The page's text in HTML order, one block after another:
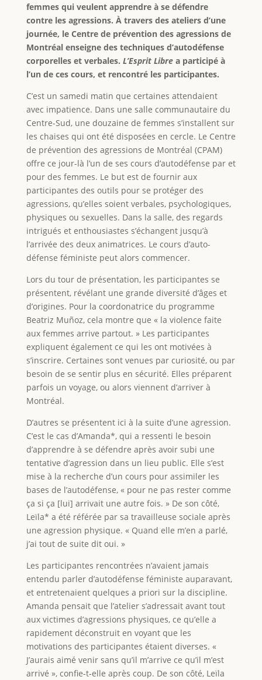
femmes qui veulent apprendre à se défendre
contre les agressions. À travers des ateliers d’une
journée, le Centre de prévention des agressions de
Montréal enseigne des techniques d’autodéfense
corporelles et verbales. L’Esprit Librea participé à
l’un de ces cours, et rencontré les participantes.
C’est un samedi matin que certaines attendaient
avec impatience. Dans une salle communautaire du
Centre-Sud, une douzaine de femmes s’installent sur
les chaises qui ont été disposées en cercle. Le Centre
de prévention des agressions de Montréal (CPAM)
offre ce jour-là l’un de ses cours d’autodéfense par et
pour des femmes. Le but est de fournir aux
participantes des outils pour se protéger des
agressions, qu’elles soient verbales, psychologiques,
physiques ou sexuelles. Dans la salle, des regards
intrigués et enthousiastes s’échangent jusqu’à
l’arrivée des deux animatrices. Le cours d’auto-
défense féministe peut alors commencer.
Lors du tour de présentation, les participantes se
présentent, révélant une grande diversité d’âges et
d’origines. Pour la coordonatrice du programme
Beatriz Muñoz, cela montre que « la violence faite
aux femmes arrive partout. » Les participantes
expliquent également ce qui les ont motivées à
s’inscrire. Certaines sont venues par curiosité, ou par
besoin de se sentir plus en sécurité. Elles préparent
parfois un voyage, ou alors viennent d’arriver à
Montréal.
D’autres se présentent ici à la suite d’une agression.
C’est le cas d’Amanda*, qui a ressenti le besoin
d’apprendre à se défendre après avoir subi une
tentative d’agression dans un lieu public. Elle s’est
mise à la recherche d’un cours pour assimiler les
bases de l’autodéfense, « pour ne pas rester comme
ça si ça [lui] arrivait une autre fois. » De son côté,
Leïla* a été référée par sa travailleuse sociale après
une agression physique. « Quand elle m’en a parlé,
j’ai tout de suite dit oui. »
Les participantes rencontrées n’avaient jamais
entendu parler d’autodéfense féministe auparavant,
et entretenaient quelques a priori sur la discipline.
Amanda pensait que l’atelier s’adressait avant tout
aux victimes d’agressions physiques, ce qu’elle a
rapidement déconstruit en voyant que les
motivations des participantes étaient diverses. «
J’aurais aimé venir sans qu’il m’arrive ce qu’il m’est
arrivé », confie-t-elle après coup. De son côté, Leïla